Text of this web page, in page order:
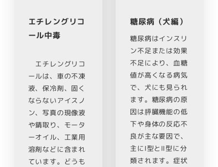
エチレングリコ
ール中毒
エチレングリコ
ールは、車の不凍
液、保冷剤、固く
ならないアイスノ
ン、写真の現像液
や錆取り、モータ
ーオイル、工業用
溶剤などに含まれ
ています。どうも
糖尿病（犬編）
糖尿病はインスリ
ン不足または効果
不足により、血糖
値が高くなる病気
で、犬にも見られ
ます。糖尿病の原
因は膵臓機能の低
下や身体の反応不
良が主な要因で、
主にⅠ型とⅡ型に分
類されます。症状